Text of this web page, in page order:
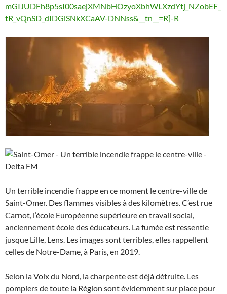
mGIJUDFh8p5sI00saejXMNbHOzyoXbhWLXzdYtj_NZobEF_
tR_vQnSD_dIDGiSNkXCaAV-DNNss&__tn__=R]-R
Un terrible incendie frappe en ce moment le centre-ville de
Saint-Omer. Des flammes visibles à des kilomètres. C’est rue
Carnot, l’école Européenne supérieure en travail social,
anciennement école des éducateurs. La fumée est ressentie
jusque Lille, Lens. Les images sont terribles, elles rappellent
celles de Notre-Dame, à Paris, en 2019.
Selon la Voix du Nord, la charpente est déjà détruite. Les
pompiers de toute la Région sont évidemment sur place pour